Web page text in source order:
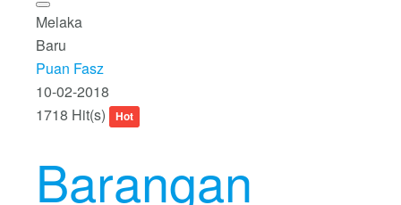
Melaka
Baru
Puan Fasz
10-02-2018
1718 Hit(s)
Hot
Barangan